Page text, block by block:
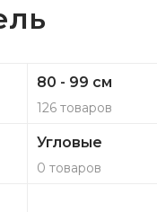
80 - 99 см
126 товаров
Угловые
0 товаров